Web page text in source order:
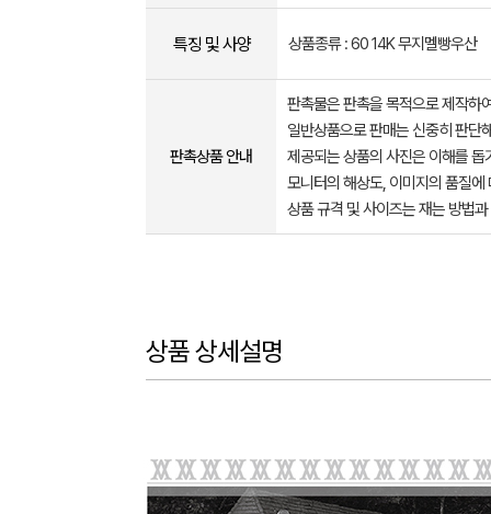
특징 및 사양 상품종류 : 60 14K 무지멜빵우산
판촉상품 안내
판촉물은 판촉을 목적으로 제작하
일반상품으로 판매는 신중히 판단
제공되는 상품의 사진은 이해를
모니터의 해상도, 이미지의 품질
상품 규격 및 사이즈는 재는 방법
상품 상세설명